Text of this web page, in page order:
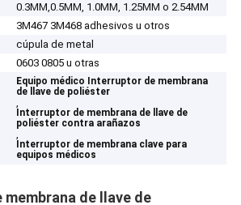
0.3MM,0.5MM, 1.0MM, 1.25MM o 2.54MM
3M467 3M468 adhesivos u otros
cúpula de metal
0603 0805 u otras
Equipo médico Interruptor de membrana
de llave de poliéster
,
Interruptor de membrana de llave de
poliéster contra arañazos
,
Interruptor de membrana clave para
equipos médicos
de llave de